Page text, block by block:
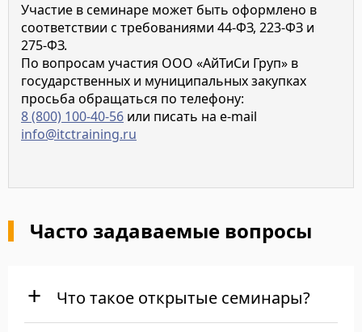
Участие в семинаре может быть оформлено в
соответствии с требованиями 44-ФЗ, 223-ФЗ и
275-ФЗ.
По вопросам участия ООО «АйТиСи Груп» в
государственных и муниципальных закупках
просьба обращаться по телефону:
8 (800) 100-40-56 или писать на e-mail
info@itctraining.ru
Часто задаваемые вопросы
Что такое открытые семинары?